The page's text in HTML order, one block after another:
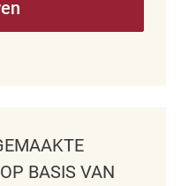
BASIS VAN